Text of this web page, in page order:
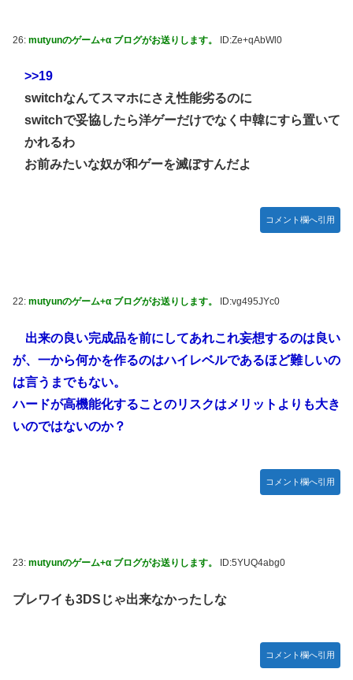
26: mutyunのゲーム+α ブログがお送りします。 ID:Ze+qAbWl0
>>19
switchなんてスマホにさえ性能劣るのに
switchで妥協したら洋ゲーだけでなく中韓にすら置いて
かれるわ
お前みたいな奴が和ゲーを滅ぼすんだよ
コメント欄へ引用
22: mutyunのゲーム+α ブログがお送りします。 ID:vg495JYc0
出来の良い完成品を前にしてあれこれ妄想するのは良い
が、一から何かを作るのはハイレベルであるほど難しいの
は言うまでもない。
ハードが高機能化することのリスクはメリットよりも大き
いのではないのか？
コメント欄へ引用
23: mutyunのゲーム+α ブログがお送りします。 ID:5YUQ4abg0
ブレワイも3DSじゃ出来なかったしな
コメント欄へ引用